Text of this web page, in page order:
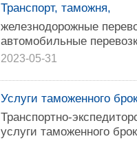
Транспорт, таможня,
железнодорожные
автомобильные
2023-05-31
Услуги таможенного
Транспортно-
услуги таможенного